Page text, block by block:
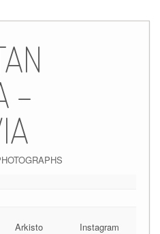
–
Arkisto Instagram